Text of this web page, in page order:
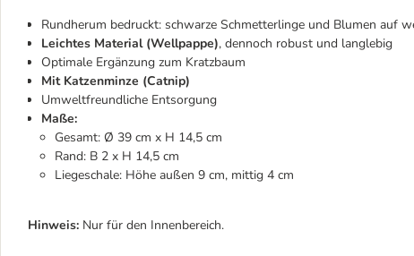
Rundherum bedruckt: schwarze Schmetterlinge und Blumen auf
Leichtes Material (Wellpappe), dennoch robust und langlebig
Optimale Ergänzung zum Kratzbaum
Mit Katzenminze (Catnip)
Umweltfreundliche Entsorgung
Maße:
Gesamt: Ø 39 cm x H 14,5 cm
Rand: B 2 x H 14,5 cm
Liegeschale: Höhe außen 9 cm, mittig 4 cm
Hinweis: Nur für den Innenbereich.